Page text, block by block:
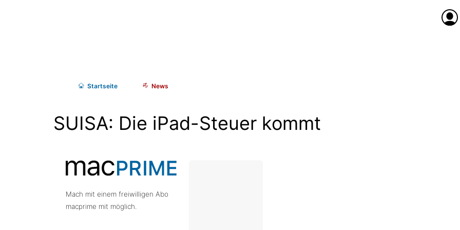
Startseite News
SUISA: Die iPad-Steuer kommt
Mach mit einem freiwilligen Abo
macprime mit möglich.